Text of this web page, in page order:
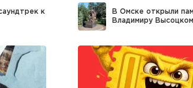
к
В Омске открыли
Владимиру